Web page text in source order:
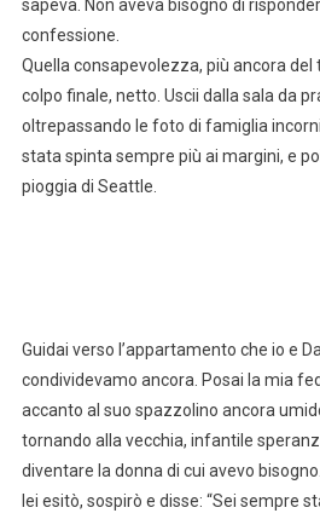
sapeva. Non aveva bisogno di
confessione.
Quella consapevolezza, più ancora del
colpo finale, netto. Uscii dalla sala da
oltrepassando le foto di famiglia
stata spinta sempre più ai margini, e
pioggia di Seattle.
Guidai verso l’appartamento che io e
condividevamo ancora. Posai la mia
accanto al suo spazzolino ancora
tornando alla vecchia, infantile
diventare la donna di cui avevo
lei esitò, sospirò e disse: “Sei sempre